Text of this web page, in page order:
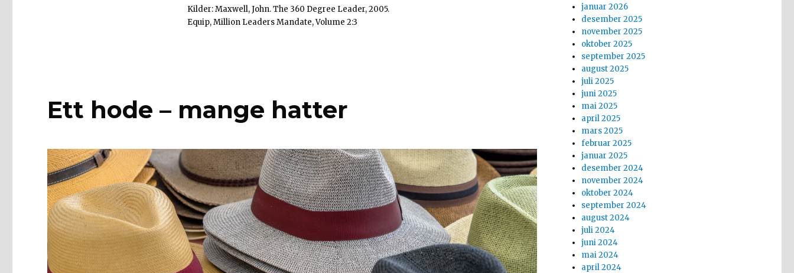
Kilder: Maxwell, John. The 360 Degree Leader, 2005.
Equip, Million Leaders Mandate, Volume 2:3
Ett hode – mange hatter
januar 2026
desember 2025
november 2025
oktober 2025
september 2025
august 2025
juli 2025
juni 2025
mai 2025
april 2025
mars 2025
februar 2025
januar 2025
desember 2024
november 2024
oktober 2024
september 2024
august 2024
juli 2024
juni 2024
mai 2024
april 2024